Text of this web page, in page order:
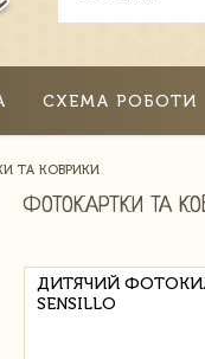
СХЕМА РОБОТИ
ТА КОВРИКИ
ФОТОКАРТКИ ТА
ДИТЯЧИЙ
SENSILLO